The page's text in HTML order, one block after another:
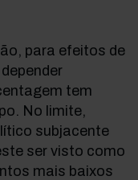
para efeitos de
tem
No limite,
subjacente
ser visto como
mais baixos